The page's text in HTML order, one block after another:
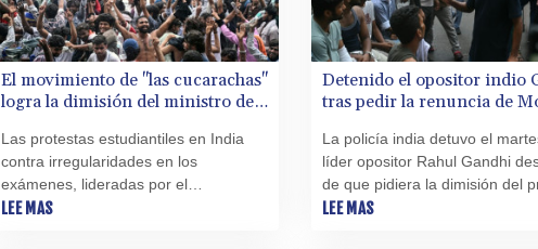
El movimiento de "las cucarachas"
logra la dimisión del ministro de
Las protestas estudiantiles en India
contra irregularidades en los
exámenes, lideradas por el
movimiento de las "cucarachas", ha
LEE MAS
Detenido el opositor indio
tras pedir la renuncia de
La policía india detuvo el
líder opositor Rahul Gandhi
de que pidiera la dimisión del
ministro, Narendra Modi, en
LEE MAS